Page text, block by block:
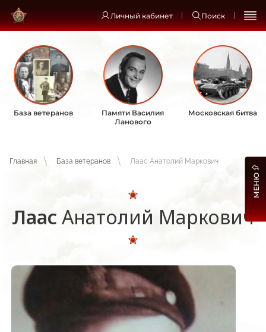
Личный кабинет Поиск
База ветеранов
Памяти Василия
Ланового
Московская битва
Главная База ветеранов Лаас Анатолий Маркович
Лаас Анатолий Маркович
МЕНЮ